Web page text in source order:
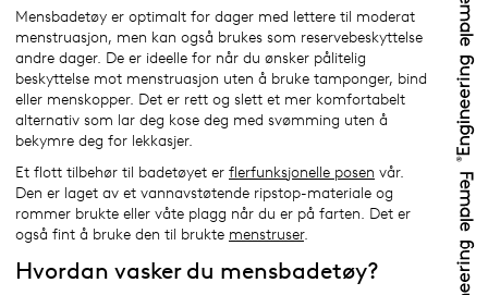
Mensbadetøy er optimalt for dager med lettere til moderat
menstruasjon, men kan også brukes som reservebeskyttelse
andre dager. De er ideelle for når du ønsker pålitelig
beskyttelse mot menstruasjon uten å bruke tamponger, bind
eller menskopper. Det er rett og slett et mer komfortabelt
alternativ som lar deg kose deg med svømming uten å
bekymre deg for lekkasjer.
Et flott tilbehør til badetøyet er flerfunksjonelle posen vår.
Den er laget av et vannavstøtende ripstop-materiale og
rommer brukte eller våte plagg når du er på farten. Det er
også fint å bruke den til brukte menstruser.
Hvordan vasker du mensbadetøy?